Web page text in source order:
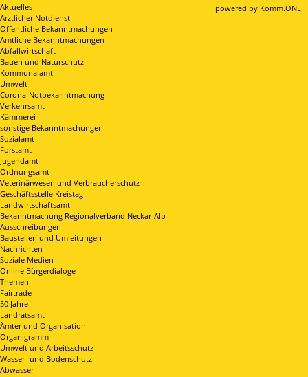
powered by Komm.ONE
Aktuelles
Ärztlicher Notdienst
Öffentliche Bekanntmachungen
Amtliche Bekanntmachungen
Abfallwirtschaft
Bauen und Naturschutz
Kommunalamt
Umwelt
Corona-Notbekanntmachung
Verkehrsamt
Kämmerei
sonstige Bekanntmachungen
Sozialamt
Forstamt
Jugendamt
Ordnungsamt
Veterinärwesen und Verbraucherschutz
Geschäftsstelle Kreistag
Landwirtschaftsamt
Bekanntmachung Regionalverband Neckar-Alb
Ausschreibungen
Baustellen und Umleitungen
Nachrichten
Soziale Medien
Online Bürgerdialoge
Themen
Fairtrade
50 Jahre
Landratsamt
Ämter und Organisation
Organigramm
Umwelt und Arbeitsschutz
Wasser- und Bodenschutz
Abwasser